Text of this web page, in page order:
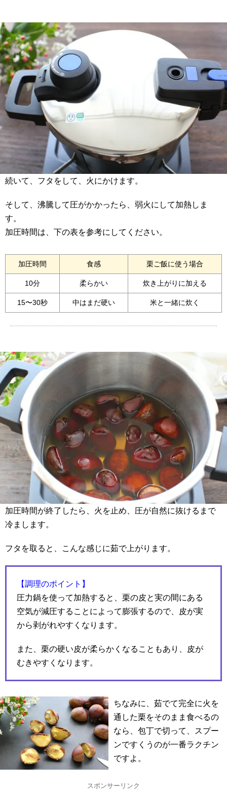
続いて、フタをして、火にかけます。
そして、沸騰して圧がかかったら、弱火にして加熱しま
す。
加圧時間は、下の表を参考にしてください。
加圧時間 食感 栗ご飯に使う場合
10分 柔らかい 炊き上がりに加える
15〜30秒 中はまだ硬い 米と一緒に炊く
加圧時間が終了したら、火を止め、圧が自然に抜けるまで
冷まします。
フタを取ると、こんな感じに茹で上がります。
【調理のポイント】
圧力鍋を使って加熱すると、栗の皮と実の間にある
空気が減圧することによって膨張するので、皮が実
から剥がれやすくなります。
また、栗の硬い皮が柔らかくなることもあり、皮が
むきやすくなります。
ちなみに、茹でて完全に火を
通した栗をそのまま食べるの
なら、包丁で切って、スプー
ンですくうのが一番ラクチン
ですよ。
スポンサーリンク